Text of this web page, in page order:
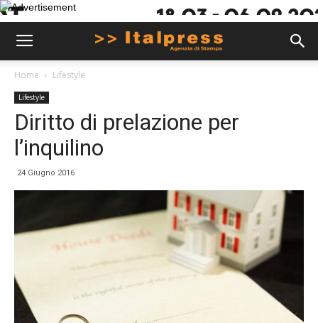
Home Lifestyle
Lifestyle
Diritto di prelazione per
l’inquilino
24 Giugno 2016